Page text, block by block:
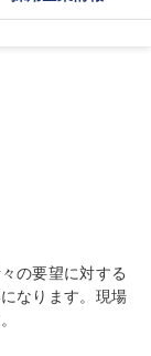
の要望に対する
なります。現場